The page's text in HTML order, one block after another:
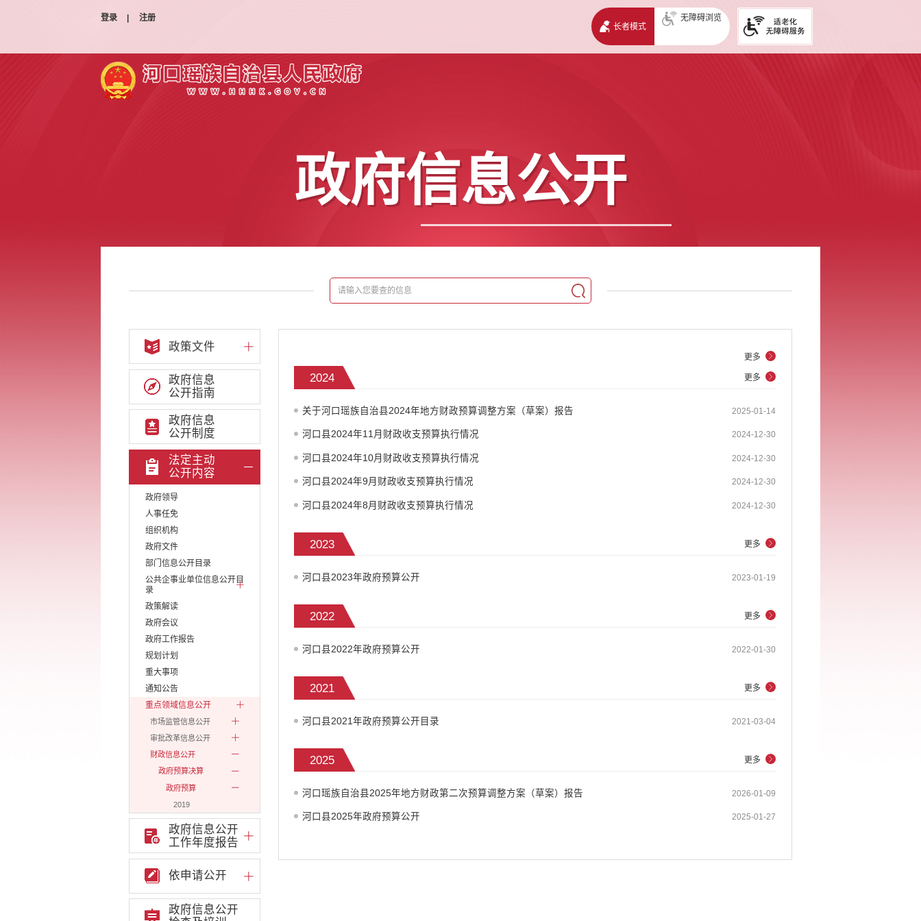
登录
注册
长者模式
无障碍浏览
政府信息公开
政策文件
政府信息
公开指南
政府信息
公开制度
法定主动
公开内容
政府领导
人事任免
组织机构
政府文件
部门信息公开目录
公共企事业单位信息公开目
录
政策解读
政府会议
政府工作报告
规划计划
重大事项
通知公告
重点领域信息公开
市场监管信息公开
审批改革信息公开
财政信息公开
政府预算决算
政府预算
2019
2020
2021
2022
2023
2025
政府信息公开
工作年度报告
依申请公开
政府信息公开
更多
2024
关于河口瑶族自治县2024年地方财政预算调整方案（草案）报告 2025-01-14
河口县2024年11月财政收支预算执行情况 2024-12-30
河口县2024年10月财政收支预算执行情况 2024-12-30
河口县2024年9月财政收支预算执行情况 2024-12-30
河口县2024年8月财政收支预算执行情况 2024-12-30
更多
2023
河口县2023年政府预算公开 2023-01-19
更多
2022
河口县2022年政府预算公开 2022-01-30
更多
2021
河口县2021年政府预算公开目录 2021-03-04
更多
2025
河口瑶族自治县2025年地方财政第二次预算调整方案（草案）报告 2026-01-09
河口县2025年政府预算公开 2025-01-27
更多